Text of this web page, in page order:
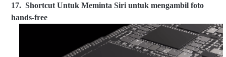
17. Shortcut Untuk Meminta Siri untuk mengambil foto
hands-free